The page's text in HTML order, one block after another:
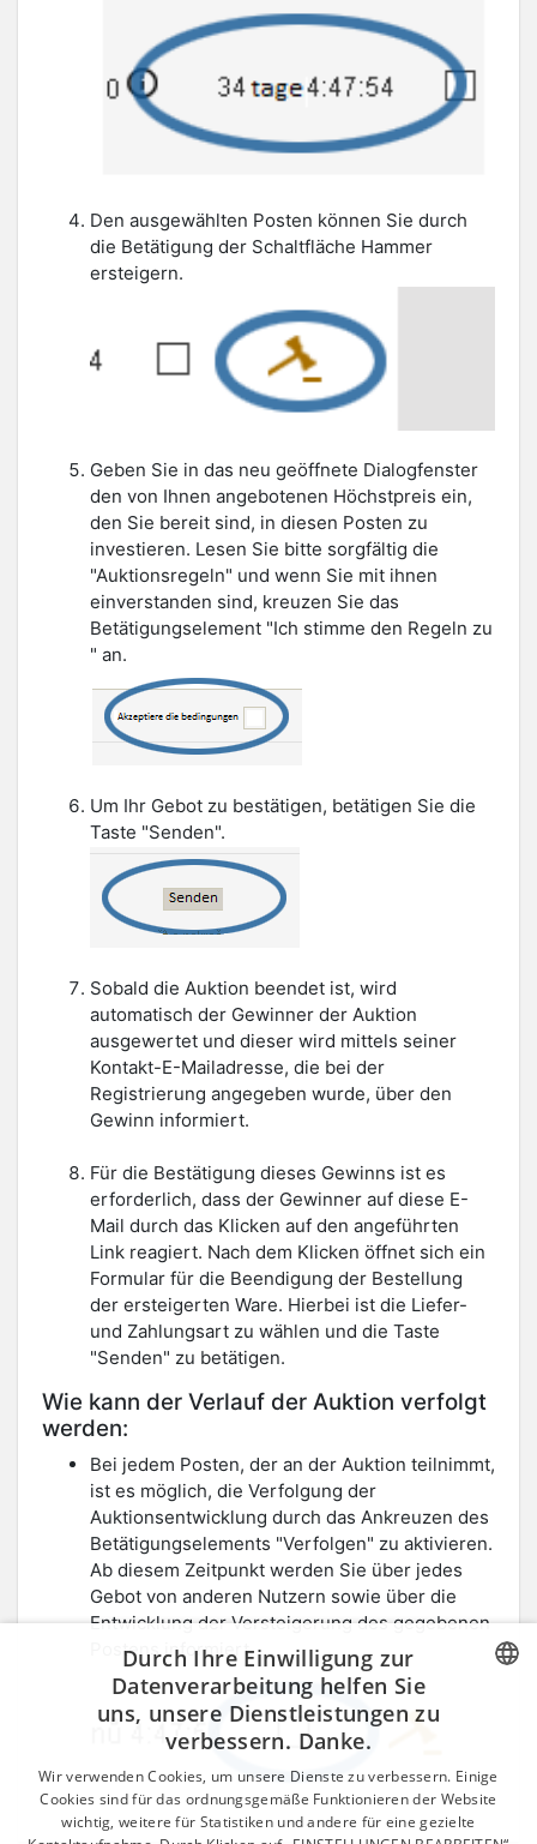
Den ausgewählten Posten können Sie durch
die Betätigung der Schaltfläche Hammer
ersteigern.
Geben Sie in das neu geöffnete Dialogfenster
den von Ihnen angebotenen Höchstpreis ein,
den Sie bereit sind, in diesen Posten zu
investieren. Lesen Sie bitte sorgfältig die
"Auktionsregeln" und wenn Sie mit ihnen
einverstanden sind, kreuzen Sie das
Betätigungselement "Ich stimme den Regeln zu
" an.
Um Ihr Gebot zu bestätigen, betätigen Sie die
Taste "Senden".
Sobald die Auktion beendet ist, wird
automatisch der Gewinner der Auktion
ausgewertet und dieser wird mittels seiner
Kontakt-E-Mailadresse, die bei der
Registrierung angegeben wurde, über den
Gewinn informiert.
Für die Bestätigung dieses Gewinns ist es
erforderlich, dass der Gewinner auf diese E-
Mail durch das Klicken auf den angeführten
Link reagiert. Nach dem Klicken öffnet sich ein
Formular für die Beendigung der Bestellung
der ersteigerten Ware. Hierbei ist die Liefer-
und Zahlungsart zu wählen und die Taste
"Senden" zu betätigen.
Wie kann der Verlauf der Auktion verfolgt
werden:
Bei jedem Posten, der an der Auktion teilnimmt,
ist es möglich, die Verfolgung der
Auktionsentwicklung durch das Ankreuzen des
Betätigungselements "Verfolgen" zu aktivieren.
Ab diesem Zeitpunkt werden Sie über jedes
Gebot von anderen Nutzern sowie über die
Entwicklung der Versteigerung des gegebenen
Postens informiert.
ENGLISH
Durch Ihre Einwilligung zur
Datenverarbeitung helfen Sie
uns, unsere Dienstleistungen zu
verbessern. Danke.
Wir verwenden Cookies, um unsere Dienste zu verbessern. Einige
Cookies sind für das ordnungsgemäße Funktionieren der Website
wichtig, weitere für Statistiken und andere für eine gezielte